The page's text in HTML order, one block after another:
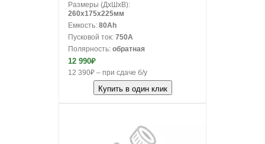
Размеры (ДxШxВ):
260x175x225мм
Емкость: 80Ah
Пусковой ток: 750A
Полярность: обратная
12 990₽
12 390₽ – при сдаче б/у
Купить в один клик